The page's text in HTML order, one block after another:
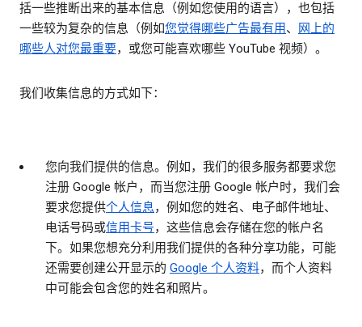
括一些推断出来的基本信息（例如您使用的语言），也包括
一些较为复杂的信息（例如您觉得哪些广告最有用、
网上的
哪些人对您最重要，或您可能喜欢哪些 YouTube 视频）。
我们收集信息的方式如下：
您向我们提供的信息。 例如，我们的很多服务都要求您
注册 Google 帐户，而当您注册 Google 帐户时，我们会
要求您提供个人信息，例如您的姓名、电子邮件地址、
电话号码或信用卡号，这些信息会存储在您的帐户名
下。如果您想充分利用我们提供的各种分享功能，可能
还需要创建公开显示的 Google 个人资料，而个人资料
中可能会包含您的姓名和照片。